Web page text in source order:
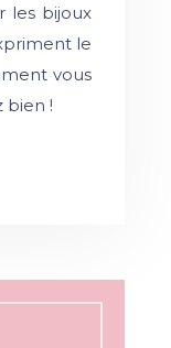
les bijoux
le
vous
bien !